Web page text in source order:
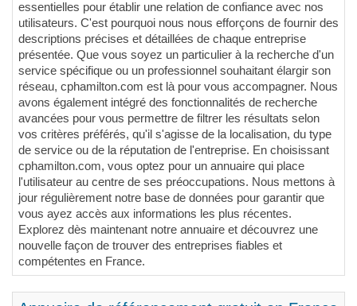
essentielles pour établir une relation de confiance avec nos
utilisateurs. C'est pourquoi nous nous efforçons de fournir des
descriptions précises et détaillées de chaque entreprise
présentée. Que vous soyez un particulier à la recherche d'un
service spécifique ou un professionnel souhaitant élargir son
réseau, cphamilton.com est là pour vous accompagner. Nous
avons également intégré des fonctionnalités de recherche
avancées pour vous permettre de filtrer les résultats selon
vos critères préférés, qu'il s'agisse de la localisation, du type
de service ou de la réputation de l'entreprise. En choisissant
cphamilton.com, vous optez pour un annuaire qui place
l'utilisateur au centre de ses préoccupations. Nous mettons à
jour régulièrement notre base de données pour garantir que
vous ayez accès aux informations les plus récentes.
Explorez dès maintenant notre annuaire et découvrez une
nouvelle façon de trouver des entreprises fiables et
compétentes en France.